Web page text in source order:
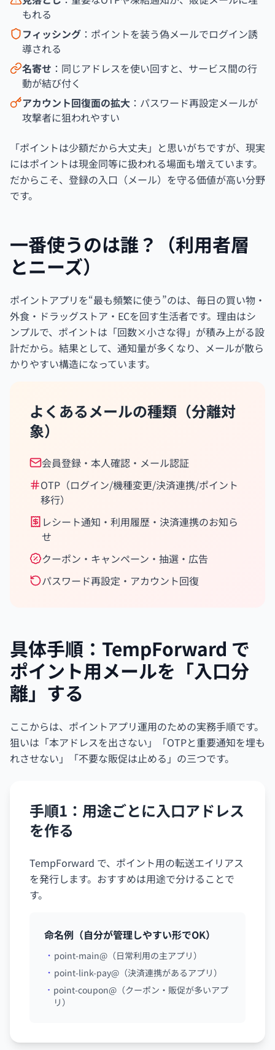
もれる
フィッシング ：ポイントを装う偽メールでログイン誘
導される
名寄せ ：同じアドレスを使い回すと、サービス間の行
動が結び付く
アカウント回復面の拡大 ：パスワード再設定メールが
攻撃者に狙われやすい
「ポイントは少額だから大丈夫」と思いがちですが、現実
にはポイントは現金同等に扱われる場面も増えています。
だからこそ、登録の入口（メール）を守る価値が高い分野
です。
一番使うのは誰？（利用者層
とニーズ）
ポイントアプリを“最も頻繁に使う”のは、毎日の買い物・
外食・ドラッグストア・ECを回す生活者です。理由はシ
ンプルで、ポイントは「回数×小さな得」が積み上がる設
計だから。結果として、通知量が多くなり、メールが散ら
かりやすい構造になっています。
よくあるメールの種類（分離対
象）
会員登録・本人確認・メール認証
OTP（ログイン/機種変更/決済連携/ポイント
移行）
レシート通知・利用履歴・決済連携のお知ら
せ
クーポン・キャンペーン・抽選・広告
パスワード再設定・アカウント回復
具体手順：TempForward で
ポイント用メールを「入口分
離」する
ここからは、ポイントアプリ運用のための実務手順です。
狙いは「本アドレスを出さない」「OTPと重要通知を埋も
れさせない」「不要な販促は止める」の三つです。
手順1：用途ごとに入口アドレス
を作る
TempForward で、ポイント用の転送エイリアス
を発行します。おすすめは用途で分けることで
す。
命名例（自分が管理しやすい形でOK）
point-main@（日常利用の主アプリ）
point-link-pay@（決済連携があるアプリ）
point-coupon@（クーポン・販促が多いアプ
リ）